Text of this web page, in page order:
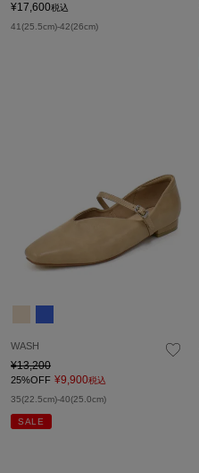
¥17,600税込
41(25.5cm)-42(26cm)
WASH
¥13,200
25%OFF ¥9,900税込
35(22.5cm)-40(25.0cm)
SALE